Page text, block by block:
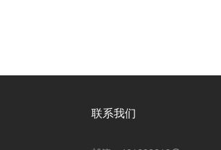
联系我们